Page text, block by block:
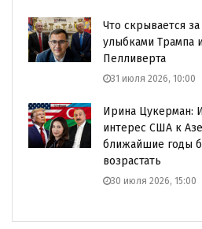
Что скрывается
улыбками Трампа
Пелливерта
31 июля 2026, 10:00
Ирина Цукерман:
интерес США к
ближайшие годы
возрастать
30 июля 2026, 15:00